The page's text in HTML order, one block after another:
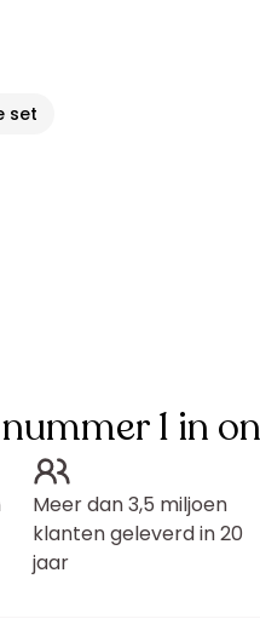
set
1 in
Meer dan 3,5 miljoen
klanten geleverd in 20
jaar